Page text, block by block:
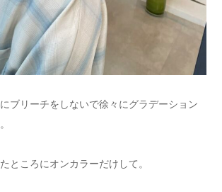
ブリーチをしないで徐々にグラデーション
ところにオンカラーだけして。